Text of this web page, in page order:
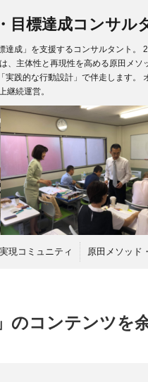
目標達成コンサ
達成」を支援するコンサルタント
、主体性と再現性を高める原田メ
践的な行動設計」で伴走します
継続運営。
現コミュニティ 原田メソッド
のコンテンツを